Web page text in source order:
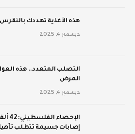
‫هذه الأغذية تهددك بالنقرس
ديسمبر 4, 2025
‫التصلب المتعدد.. هذه
المرض
ديسمبر 4, 2025
إصابات جسيمة تتطلب